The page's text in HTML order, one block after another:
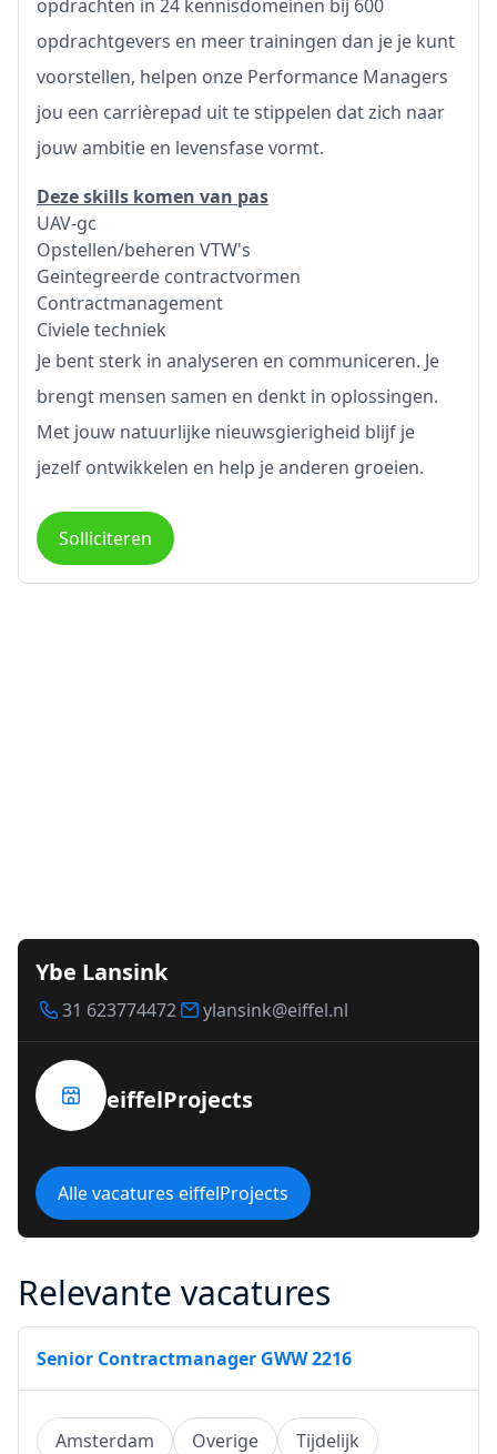
opdrachten in 24 kennisdomeinen bij 600
opdrachtgevers en meer trainingen dan je je kunt
voorstellen, helpen onze Performance Managers
jou een carrièrepad uit te stippelen dat zich naar
jouw ambitie en levensfase vormt.
Deze skills komen van pas
UAV-gc
Opstellen/beheren VTW's
Geintegreerde contractvormen
Contractmanagement
Civiele techniek
Je bent sterk in analyseren en communiceren. Je
brengt mensen samen en denkt in oplossingen.
Met jouw natuurlijke nieuwsgierigheid blijf je
jezelf ontwikkelen en help je anderen groeien.
Solliciteren
Ybe Lansink
31 623774472 ylansink@eiffel.nl
eiffelProjects
Alle vacatures eiffelProjects
Relevante vacatures
Senior Contractmanager GWW 2216
Amsterdam Overige
Tijdelijk